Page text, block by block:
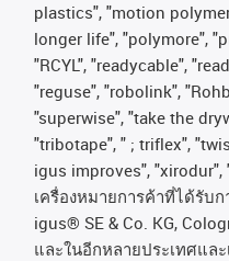
plastics", "motion
longer life", "polymore",
"RCYL", "readycable",
"reguse", "robolink",
"superwise", "take the
"tribotape", " ; triflex",
igus improves", "xirodur",
เครื่องหมายการค้าที่ได้รับ
igus® SE & Co. KG,
และในอีกหลายประเทศแล